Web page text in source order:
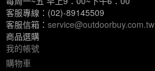
客服專線：(02)-89145509
客服信箱： service@outdoorbuy.com.tw
商品選購
我的帳號
購物車